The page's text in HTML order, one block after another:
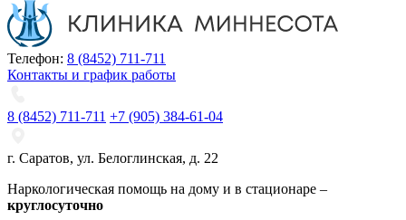
Телефон: 8 (8452) 711-711
Контакты и график работы
8 (8452) 711-711 +7 (905) 384-61-04
г. Саратов, ул. Белоглинская, д. 22
Наркологическая помощь на дому и в стационаре –
круглосуточно